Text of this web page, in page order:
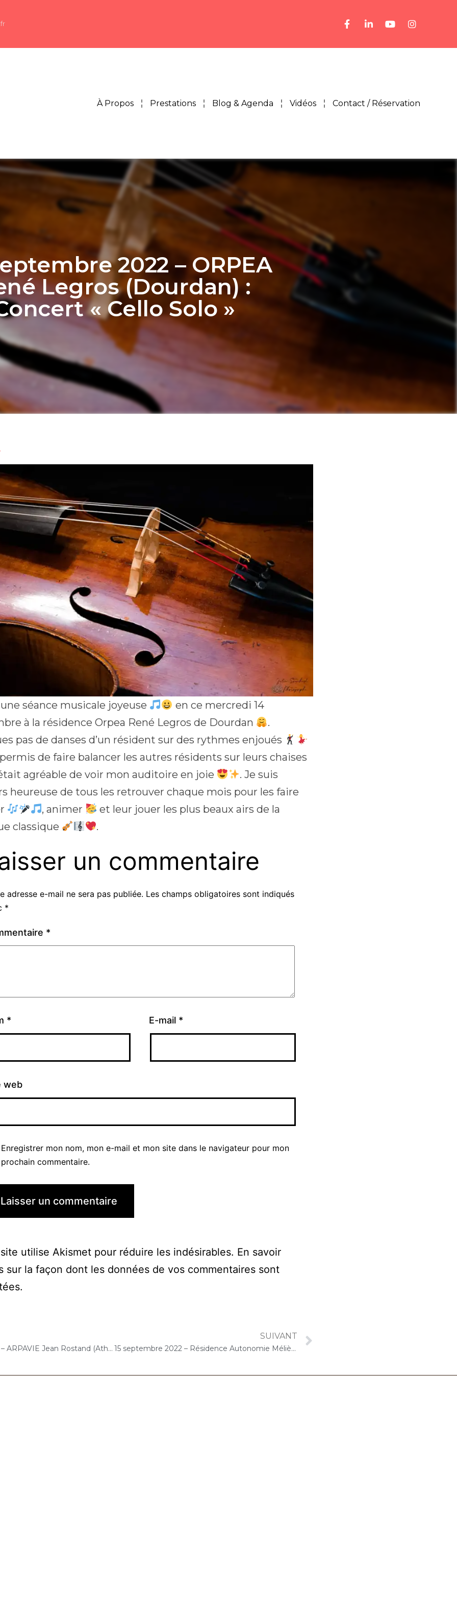
À Propos Prestations Blog & Agenda Vidéos Contact / Réservation
2022 – ORPEA
Legros (Dourdan) :
« Cello Solo »
une séance musicale joyeuse
en ce mercredi 14
à la résidence Orpea René Legros de Dourdan
.
pas de danses d’un résident sur des rythmes enjoués
de faire balancer les autres résidents sur leurs chaises
agréable de voir mon auditoire en joie
. Je suis
heureuse de tous les retrouver chaque mois pour les faire
, animer
et leur jouer les plus beaux airs de la
classique
.
un commentaire
adresse e-mail ne sera pas publiée. Les champs obligatoires sont indiqués
*
*
* E-mail *
web
Enregistrer mon nom, mon e-mail et mon site dans le navigateur pour mon
prochain commentaire.
utilise Akismet pour réduire les indésirables. En savoir
sur la façon dont les données de vos commentaires sont
.
13 septembre 2022 – ARPAVIE Jean Rostand (Athis-Mons) : Atelier « Musique et bien-être, relaxation et détente au son du violoncelle »
SUIVANT
15 septembre 2022 – Résidence Autonomie Méliès (Orly) : Concert « Gelato-Cello Solo »